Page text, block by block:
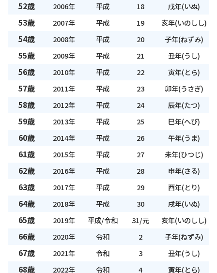
52歳 2006年 平成 18 戌年(いぬ)
53歳 2007年 平成 19 亥年(いのしし)
54歳 2008年 平成 20 子年(ねずみ)
55歳 2009年 平成 21 丑年(うし)
56歳 2010年 平成 22 寅年(とら)
57歳 2011年 平成 23 卯年(うさぎ)
58歳 2012年 平成 24 辰年(たつ)
59歳 2013年 平成 25 巳年(へび)
60歳 2014年 平成 26 午年(うま)
61歳 2015年 平成 27 未年(ひつじ)
62歳 2016年 平成 28 申年(さる)
63歳 2017年 平成 29 酉年(とり)
64歳 2018年 平成 30 戌年(いぬ)
65歳 2019年 平成/令和 31/元 亥年(いのしし)
66歳 2020年 令和 2 子年(ねずみ)
67歳 2021年 令和 3 丑年(うし)
68歳 2022年 令和 4 寅年(とら)